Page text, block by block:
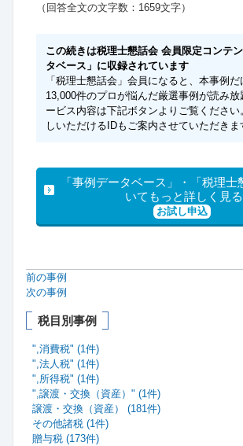
（回答全文の文字数：1659文字）
この続きは税理士懇話会 会員限定コンテ
タベース」に収録されています
「税理士懇話会」会員になると、本事例
13,000件のプロが悩んだ厳選事例が読み
ービス内容は下記ボタンよりご覧くださ
しいただけるIDもご案内させていただきま
「事例データベース」・「税理士
いてもっと詳しく見る
お試し申込
前の事例
次の事例
税目別事例
",消費税" (1件)
",法人税" (1件)
",所得税" (1件)
",譲渡・交換（資産）" (1件)
譲渡・交換（資産） (181件)
その他諸税 (1件)
贈与税 (173件)